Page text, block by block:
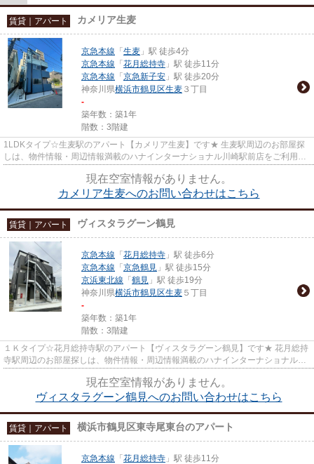
賃貸｜アパート カメリア生麦
京急本線 「 生麦 」駅 徒歩4分
京急本線 「 花月総持寺 」駅 徒歩11分
京急本線 「 京急新子安 」駅 徒歩20分
神奈川県横浜市鶴見区生麦 ３丁目
-
築年数：築1年
階数：3階建
1LDKタイプ☆生麦駅のアパート【カメリア生麦】です★ 生麦駅周辺のお部屋探
しは、物件情報・周辺情報満載のハナインターナショナル川崎駅前店をご利用下
現在空室情報がありません。
カメリア生麦へのお問い合わせはこちら
賃貸｜アパート ヴィスタラグーン鶴見
京急本線 「 花月総持寺 」駅 徒歩6分
京急本線 「 京急鶴見 」駅 徒歩15分
京浜東北線 「 鶴見 」駅 徒歩19分
神奈川県横浜市鶴見区生麦 ５丁目
-
築年数：築1年
階数：3階建
１Ｋタイプ☆花月総持寺駅のアパート【ヴィスタラグーン鶴見】です★ 花月総持
寺駅周辺のお部屋探しは、物件情報・周辺情報満載のハナインターナショナル川
現在空室情報がありません。
ヴィスタラグーン鶴見へのお問い合わせはこちら
賃貸｜アパート 横浜市鶴見区東寺尾東台のアパート
京急本線 「 花月総持寺 」駅 徒歩11分